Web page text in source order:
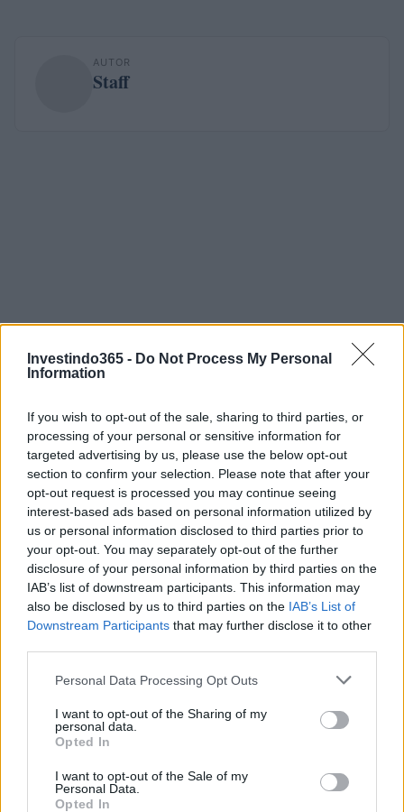
Investindo365 - Do Not Process My Personal
Information
If you wish to opt-out of the sale, sharing to third parties, or
processing of your personal or sensitive information for
targeted advertising by us, please use the below opt-out
section to confirm your selection. Please note that after your
opt-out request is processed you may continue seeing
interest-based ads based on personal information utilized by
us or personal information disclosed to third parties prior to
your opt-out. You may separately opt-out of the further
disclosure of your personal information by third parties on the
IAB’s list of downstream participants. This information may
also be disclosed by us to third parties on the IAB’s List of
Downstream Participants that may further disclose it to other
Please note that this website/app uses one or more Google
not limited to your visit or usage behaviour. You may click to
grant or deny consent to Google and its third-party tags to
use your data for below specified purposes in below Google
consent section.
Personal Data Processing Opt Outs
I want to opt-out of the Sharing of my
personal data.
Opted In
I want to opt-out of the Sale of my
Personal Data.
Opted In
AUTOR
Staff
Continue lendo
NÃO CLASSIFICADO